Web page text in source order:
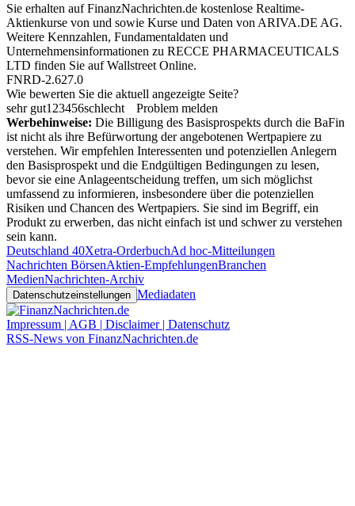
Sie erhalten auf FinanzNachrichten.de kostenlose Realtime-
Aktienkurse von und sowie Kurse und Daten von ARIVA.DE AG.
Weitere Kennzahlen, Fundamentaldaten und
Unternehmensinformationen zu RECCE PHARMACEUTICALS
LTD finden Sie aufWallstreet Online.
FNRD-2.627.0
Wie bewerten Sie die aktuell angezeigte Seite?
sehr gut1 23456schlecht
Problem melden
Werbehinweise: Die Billigung des Basisprospekts durch die BaFin
ist nicht als ihre Befürwortung der angebotenen Wertpapiere zu
verstehen. Wir empfehlen Interessenten und potenziellen Anlegern
den Basisprospekt und die Endgültigen Bedingungen zu lesen,
bevor sie eine Anlageentscheidung treffen, um sich möglichst
umfassend zu informieren, insbesondere über die potenziellen
Risiken und Chancen des Wertpapiers. Sie sind im Begriff, ein
Produkt zu erwerben, das nicht einfach ist und schwer zu verstehen
sein kann.
Deutschland 40Xetra-OrderbuchAd hoc-Mitteilungen
Nachrichten BörsenAktien-EmpfehlungenBranchen
MedienNachrichten-Archiv
Datenschutzeinstellungen Mediadaten
Impressum | AGB | Disclaimer | Datenschutz
RSS-News von FinanzNachrichten.de